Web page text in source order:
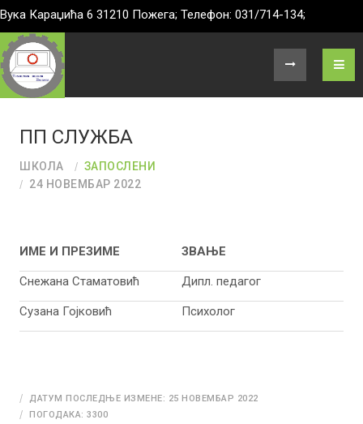
Вука Караџића 6 31210 Пожега; Телефон: 031/714-134;
ПП СЛУЖБА
ШКОЛА
ЗАПОСЛЕНИ
24 НОВЕМБАР 2022
ИМЕ И ПРЕЗИМЕ ЗВАЊЕ
Снежана Стаматовић Дипл. педагог
Сузана Гојковић Психолог
ДАТУМ ПОСЛЕДЊЕ ИЗМЕНЕ: 25 НОВЕМБАР 2022
ПОГОДАКА: 3300